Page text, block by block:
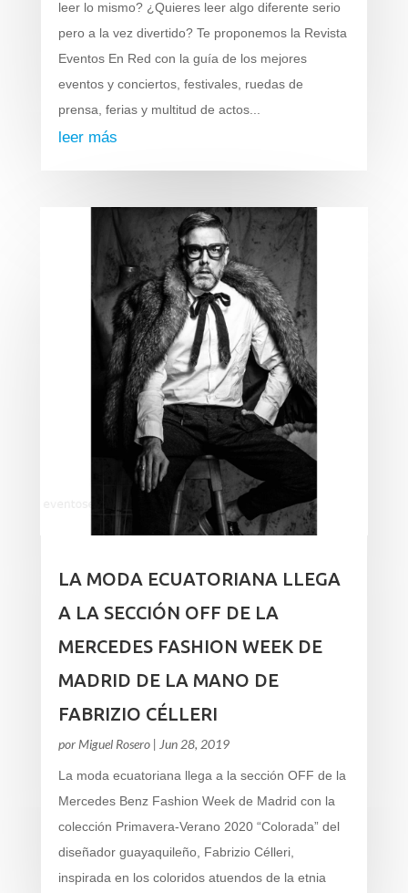
leer lo mismo? ¿Quieres leer algo diferente serio
pero a la vez divertido? Te proponemos la Revista
Eventos En Red con la guía de los mejores
eventos y conciertos, festivales, ruedas de
prensa, ferias y multitud de actos...
leer más
LA MODA ECUATORIANA LLEGA
A LA SECCIÓN OFF DE LA
MERCEDES FASHION WEEK DE
MADRID DE LA MANO DE
FABRIZIO CÉLLERI
por Miguel Rosero| Jun 28, 2019
La moda ecuatoriana llega a la sección OFF de la
Mercedes Benz Fashion Week de Madrid con la
colección Primavera-Verano 2020 “Colorada” del
diseñador guayaquileño, Fabrizio Célleri,
inspirada en los coloridos atuendos de la etnia